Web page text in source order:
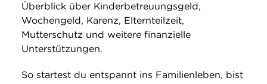
Überblick über Kinderbetreuungsgeld,
Wochengeld, Karenz, Elternteilzeit,
Mutterschutz und weitere finanzielle
Unterstützungen.
So startest du entspannt ins Familienleben, bist